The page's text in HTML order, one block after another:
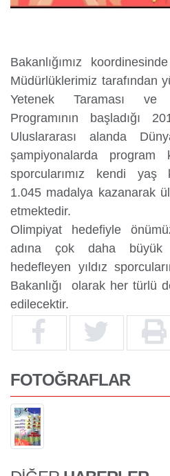
Bakanlığımız
Müdürlüklerimiz tarafından
Yetenek Taraması ve
Programının başladığı
Uluslararası alanda
şampiyonalarda program
sporcularımız kendi yaş
1.045 madalya kazanarak
etmektedir.
Olimpiyat hedefiyle
adına çok daha büyük
hedefleyen yıldız
Bakanlığı olarak her türlü
edilecektir.
FOTOĞRAFLAR